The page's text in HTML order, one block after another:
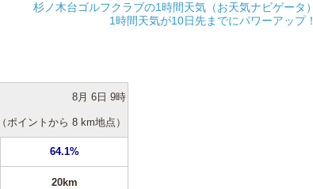
杉ノ木台ゴルフクラブの1時間天気（お天気ナビゲータ）
1時間天気が10日先までにパワーアップ！
8月 6日 9時
（ポイントから 8 km地点）
64.1%
20km